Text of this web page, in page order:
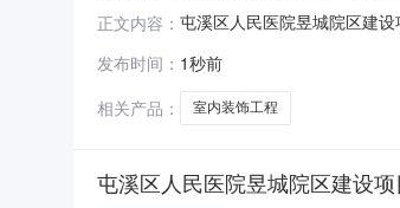
正文内容： 屯溪区人民医院昱城院区建
期:2026-08-0714:22:24办理
发布时间： 1秒前
相关产品：
室内装饰工程
屯溪区人民医院昱城院区建设